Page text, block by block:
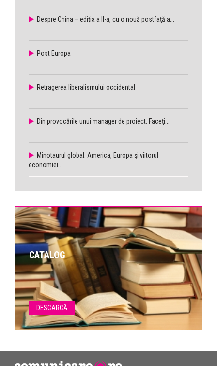
Despre China – ediţia a II-a, cu o nouă postfaţă a...
Post Europa
Retragerea liberalismului occidental
Din provocările unui manager de proiect. Faceţi...
Minotaurul global. America, Europa şi viitorul
economiei...
CATALOG
DESCARCĂ